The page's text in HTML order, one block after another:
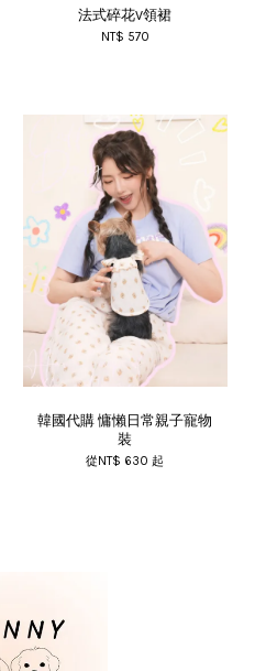
法式碎花V領裙
NT$ 570
韓國代購 慵懶日常親子寵物
裝
從NT$ 630起